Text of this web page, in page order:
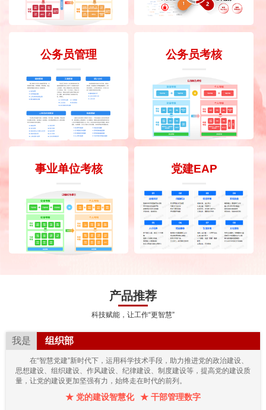
公务员管理 公务员考核
事业单位考核 党建EAP
产品推荐
科技赋能，让工作“更智慧”
我是 组织部
在“智慧党建”新时代下，运用科学技术手段，助力推进党的政治建设、
思想建设、组织建设、作风建设、纪律建设、制度建设等，提高党的建设质
量，让党的建设更加坚强有力，始终走在时代的前列。
★ 党的建设智慧化 ★ 干部管理数字